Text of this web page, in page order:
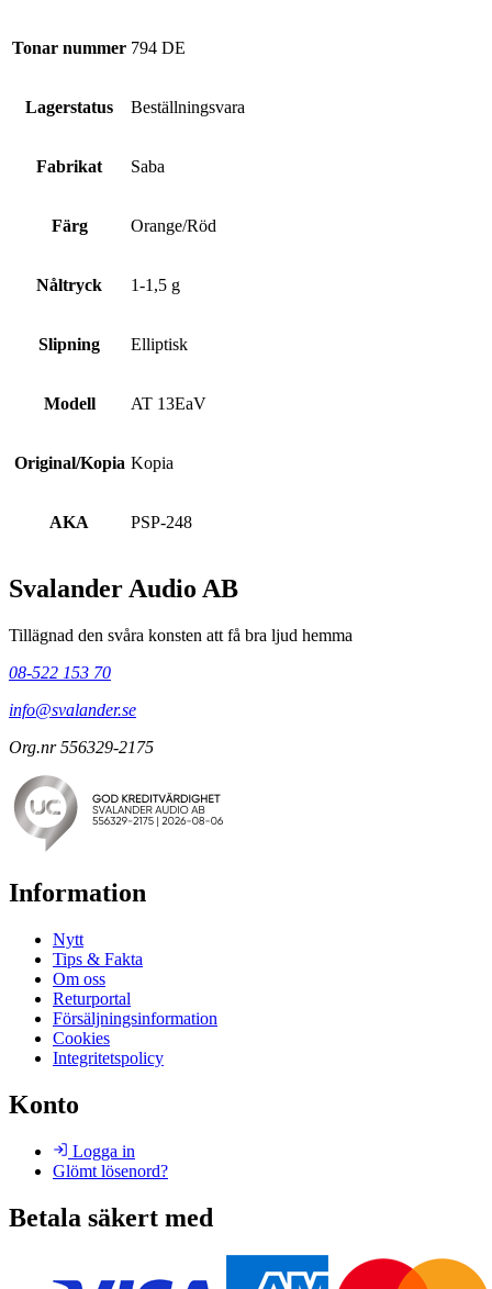
Tonar nummer 794 DE
Lagerstatus Beställningsvara
Fabrikat Saba
Färg Orange/Röd
Nåltryck 1-1,5 g
Slipning Elliptisk
Modell AT 13EaV
Original/Kopia Kopia
AKA PSP-248
Svalander Audio AB
Tillägnad den svåra konsten att få bra ljud hemma
08-522 153 70
info@svalander.se
Org.nr 556329-2175
Information
Nytt
Tips & Fakta
Om oss
Returportal
Försäljningsinformation
Cookies
Integritetspolicy
Konto
Logga in
Glömt lösenord?
Betala säkert med